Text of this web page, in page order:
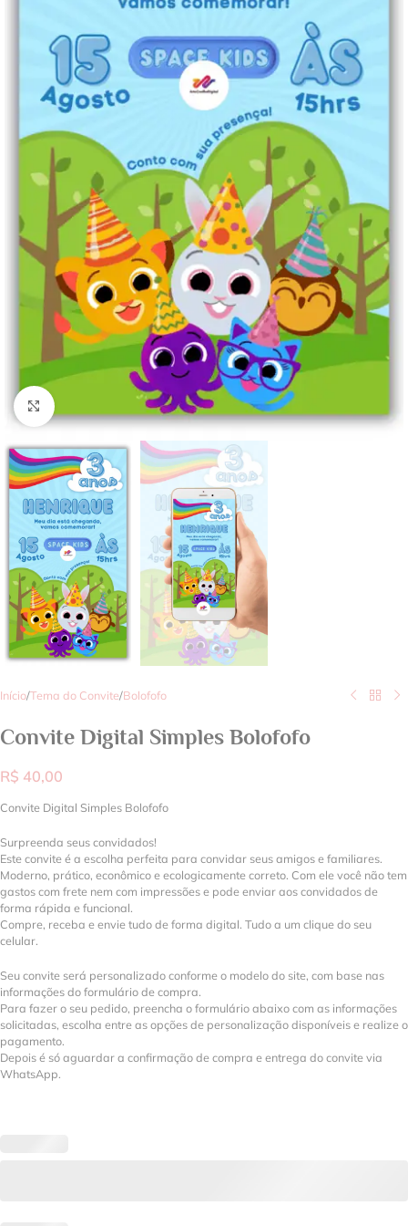
Clique para ampliar
Início/Tema do Convite/Bolofofo
Convite Digital Simples Bolofofo
R$ 40,00
Convite Digital Simples Bolofofo
Surpreenda seus convidados!
Este convite é a escolha perfeita para convidar seus amigos e familiares.
Moderno, prático, econômico e ecologicamente correto. Com ele você não tem
gastos com frete nem com impressões e pode enviar aos convidados de
forma rápida e funcional.
Compre, receba e envie tudo de forma digital. Tudo a um clique do seu
celular.
Seu convite será personalizado conforme o modelo do site, com base nas
informações do formulário de compra.
Para fazer o seu pedido, preencha o formulário abaixo com as informações
solicitadas, escolha entre as opções de personalização disponíveis e realize o
pagamento.
Depois é só aguardar a confirmação de compra e entrega do convite via
WhatsApp.